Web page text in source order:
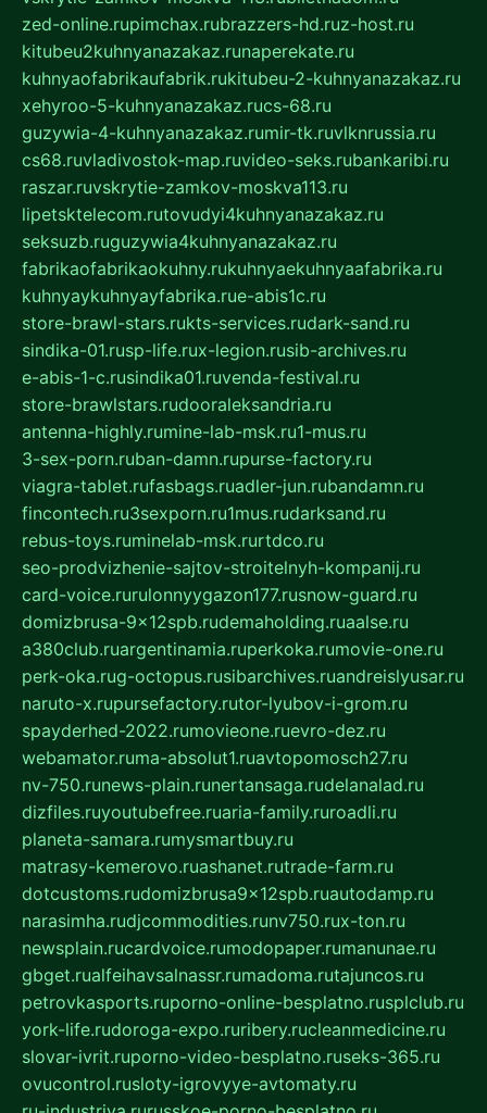
zed-online.rupimchax.rubrazzers-hd.ruz-host.ru
kitubeu2kuhnyanazakaz.runaperekate.ru
kuhnyaofabrikaufabrik.rukitubeu-2-kuhnyanazakaz.ru
xehyroo-5-kuhnyanazakaz.rucs-68.ru
guzywia-4-kuhnyanazakaz.rumir-tk.ruvlknrussia.ru
cs68.ruvladivostok-map.ruvideo-seks.rubankaribi.ru
raszar.ruvskrytie-zamkov-moskva113.ru
lipetsktelecom.rutovudyi4kuhnyanazakaz.ru
seksuzb.ruguzywia4kuhnyanazakaz.ru
fabrikaofabrikaokuhny.rukuhnyaekuhnyaafabrika.ru
kuhnyaykuhnyayfabrika.rue-abis1c.ru
store-brawl-stars.rukts-services.rudark-sand.ru
sindika-01.rusp-life.rux-legion.rusib-archives.ru
e-abis-1-c.rusindika01.ruvenda-festival.ru
store-brawlstars.rudooraleksandria.ru
antenna-highly.rumine-lab-msk.ru1-mus.ru
3-sex-porn.ruban-damn.rupurse-factory.ru
viagra-tablet.rufasbags.ruadler-jun.rubandamn.ru
fincontech.ru3sexporn.ru1mus.rudarksand.ru
rebus-toys.ruminelab-msk.rurtdco.ru
seo-prodvizhenie-sajtov-stroitelnyh-kompanij.ru
card-voice.rurulonnyygazon177.rusnow-guard.ru
domizbrusa-9x12spb.rudemaholding.ruaalse.ru
a380club.ruargentinamia.ruperkoka.rumovie-one.ru
perk-oka.rug-octopus.rusibarchives.ruandreislyusar.ru
naruto-x.rupursefactory.rutor-lyubov-i-grom.ru
spayderhed-2022.rumovieone.ruevro-dez.ru
webamator.ruma-absolut1.ruavtopomosch27.ru
nv-750.runews-plain.runertansaga.rudelanalad.ru
dizfiles.ruyoutubefree.ruaria-family.ruroadli.ru
planeta-samara.rumysmartbuy.ru
matrasy-kemerovo.ruashanet.rutrade-farm.ru
dotcustoms.rudomizbrusa9x12spb.ruautodamp.ru
narasimha.rudjcommodities.runv750.rux-ton.ru
newsplain.rucardvoice.rumodopaper.rumanunae.ru
gbget.rualfeihavsalnassr.rumadoma.rutajuncos.ru
petrovkasports.ruporno-online-besplatno.rusplclub.ru
york-life.rudoroga-expo.ruribery.rucleanmedicine.ru
slovar-ivrit.ruporno-video-besplatno.ruseks-365.ru
ovucontrol.rusloty-igrovyye-avtomaty.ru